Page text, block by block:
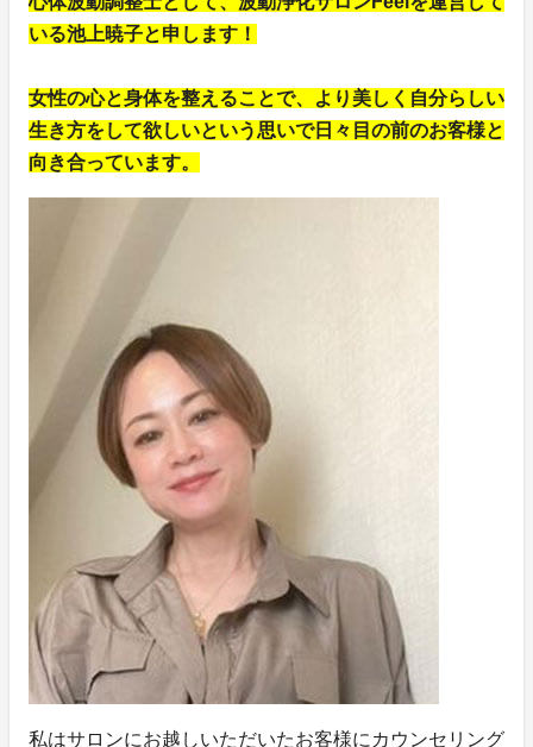
いる池上暁子と申します！
女性の心と身体を整えることで、より美しく自分らしい
生き方をして欲しいという思いで日々目の前のお客様と
向き合っています。
私はサロンにお越しいただいたお客様にカウンセリング